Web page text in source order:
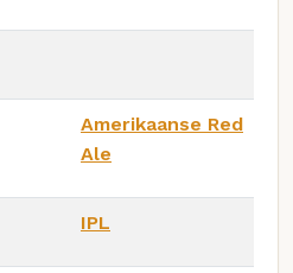
Amerikaanse Red
Ale
IPL